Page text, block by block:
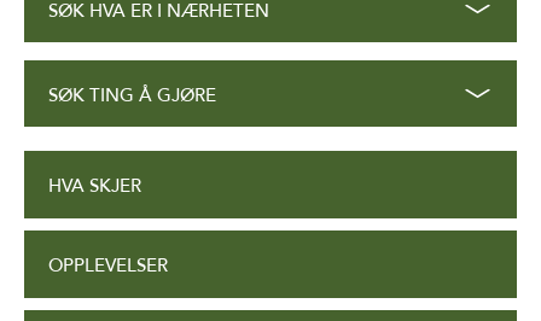
SØK HVA ER I NÆRHETEN
SØK TING Å GJØRE
HVA SKJER
OPPLEVELSER